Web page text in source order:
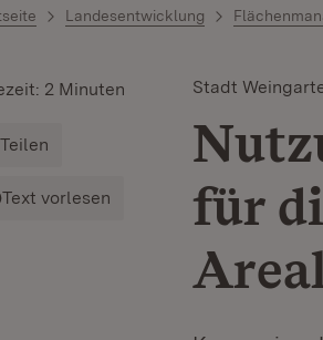
Landesentwicklung
Stadt
für
2 Minuten
Teilen
Text vorlesen